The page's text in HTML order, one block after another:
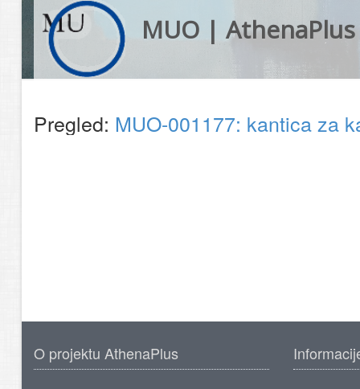
MUO | AthenaPlus
Pregled: MUO-001177: kantica za
O projektu AthenaPlus